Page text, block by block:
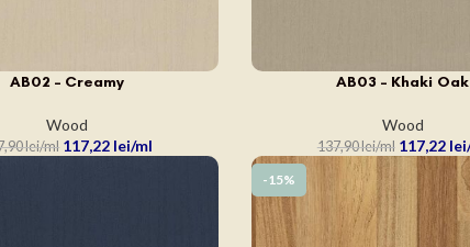
AB02 – Creamy
Wood
lei 117,22 lei
ADAUGĂ ÎN COȘAB03 – Khaki Oak
Wood
137,90lei 117,22 lei
-15%